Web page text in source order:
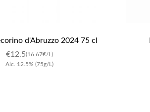
d'Abruzzo 2024 75 cl
€12.5(16.67€/L)
Alc.
12.5% (75g/L)